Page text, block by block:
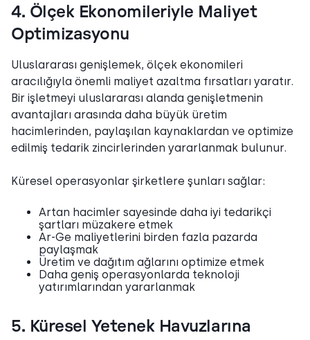
4. Ölçek Ekonomileriyle Maliyet
Optimizasyonu
Uluslararası genişlemek, ölçek ekonomileri
aracılığıyla önemli maliyet azaltma fırsatları yaratır.
Bir işletmeyi uluslararası alanda genişletmenin
avantajları arasında daha büyük üretim
hacimlerinden, paylaşılan kaynaklardan ve optimize
edilmiş tedarik zincirlerinden yararlanmak bulunur.
Küresel operasyonlar şirketlere şunları sağlar:
Artan hacimler sayesinde daha iyi tedarikçi
şartları müzakere etmek
Ar-Ge maliyetlerini birden fazla pazarda
paylaşmak
Üretim ve dağıtım ağlarını optimize etmek
Daha geniş operasyonlarda teknoloji
yatırımlarından yararlanmak
5. Küresel Yetenek Havuzlarına